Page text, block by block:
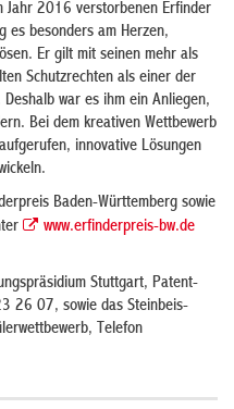
Jahr 2016 verstorbenen Erfinder
es besonders am Herzen,
Er gilt mit seinen mehr als
Schutzrechten als einer der
war es ihm ein Anliegen,
Bei dem kreativen Wettbewerb
innovative Lösungen
Baden-Württemberg sowie
www.erfinderpreis-bw.de
Stuttgart, Patent-
26 07, sowie das Steinbeis-
Telefon